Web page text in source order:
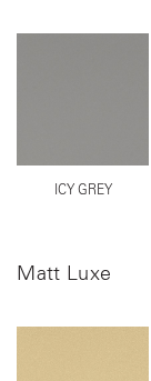
ICY GREY
Matt Luxe